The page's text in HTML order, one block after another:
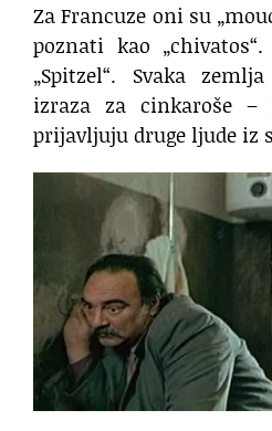
Za Francuze oni su
poznati kao
„Spitzel“. Svaka
izraza za cinkaroše
prijavljuju druge ljude iz